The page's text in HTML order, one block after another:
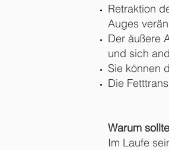
Retraktion
Auges
Der äußere
und sich
Sie können
Die
Warum
Im Laufe